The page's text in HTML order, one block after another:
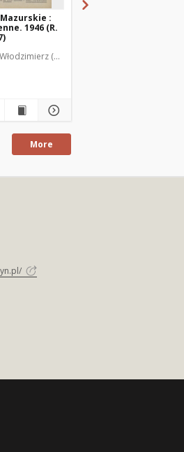
:
1946 (R.
(1902-1971). Redaktor
More